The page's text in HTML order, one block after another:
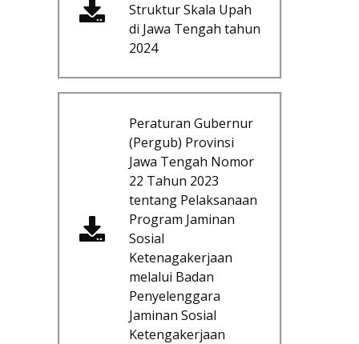
Struktur Skala Upah
di Jawa Tengah tahun
2024
Peraturan Gubernur
(Pergub) Provinsi
Jawa Tengah Nomor
22 Tahun 2023
tentang Pelaksanaan
Program Jaminan
Sosial
Ketenagakerjaan
melalui Badan
Penyelenggara
Jaminan Sosial
Ketengakerjaan